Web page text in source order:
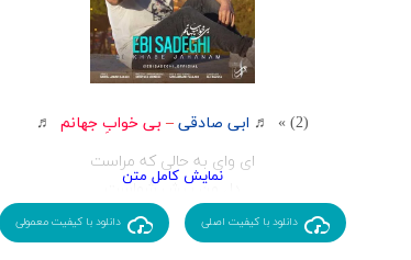
بمان که راهی پیش پایم نیست
جز عشق تو چیزی پناهم نیست
بمان که آرامش من باشی
عاشق تر از مجنون منم جانم
با تو میان آسمان هایم
هستی تو در امروز و فردایم
(2) » ♬ ابی صادقی – بی خوابِ جهانم
♬
ای وای به حالی که مراست
دل من پیش شماست
به خدایی که خداست
دوست دارم
دانلود با کیفیت اصلی دانلود با کیفیت معمولی